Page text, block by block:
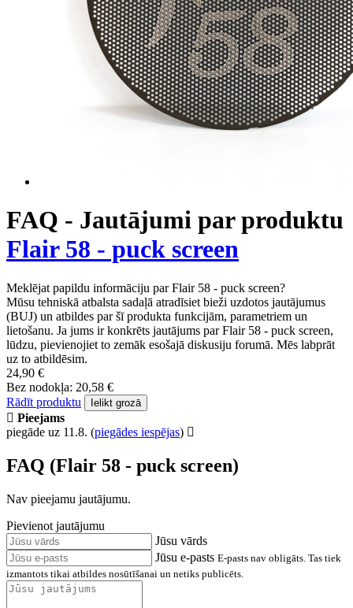
FAQ - Jautājumi par produktu
Flair 58 - puck screen
Meklējat papildu informāciju par Flair 58 - puck screen?
Mūsu tehniskā atbalsta sadaļā atradīsiet bieži uzdotos jautājumus
(BUJ) un atbildes par šī produkta funkcijām, parametriem un
lietošanu. Ja jums ir konkrēts jautājums par Flair 58 - puck screen,
lūdzu, pievienojiet to zemāk esošajā diskusiju forumā. Mēs labprāt
uz to atbildēsim.
24,90 €
Bez nodokļa: 20,58 €
Rādīt produktu
Ielikt grozā
Pieejams
piegāde uz 11.8. (piegādes iespējas)
FAQ (Flair 58 - puck screen)
Nav pieejamu jautājumu.
Pievienot jautājumu
Jūsu vārds
Jūsu e-pasts E-pasts nav obligāts. Tas tiek
izmantots tikai atbildes nosūtīšanai un netiks publicēts.